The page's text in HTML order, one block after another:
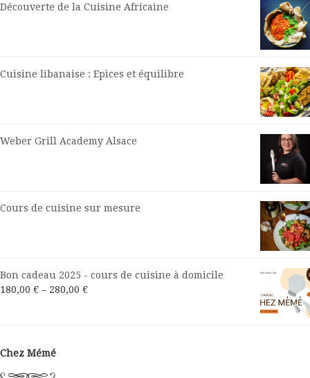
Découverte de la Cuisine Africaine
Cuisine libanaise : Epices et équilibre
Weber Grill Academy Alsace
Cours de cuisine sur mesure
Bon cadeau 2025 - cours de cuisine à domicile
180,00 € – 280,00 €
Chez Mémé